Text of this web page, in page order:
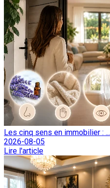
Les cinq sens en immobilier : ...
2026-08-05
Lire l'article